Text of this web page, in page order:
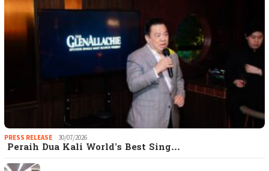
PRESS RELEASE 30/07/2026
Peraih Dua Kali World’s Best Sing…